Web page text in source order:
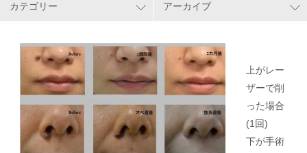
カテゴリー アーカイブ
上がレー
ザーで削
った場合
(1回)
下が手術